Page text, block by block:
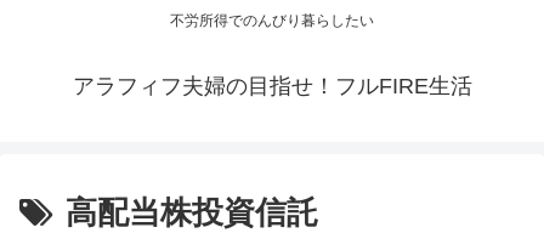
不労所得でのんびり暮らしたい
アラフィフ夫婦の目指せ！フルFIRE生活
高配当株投資信託